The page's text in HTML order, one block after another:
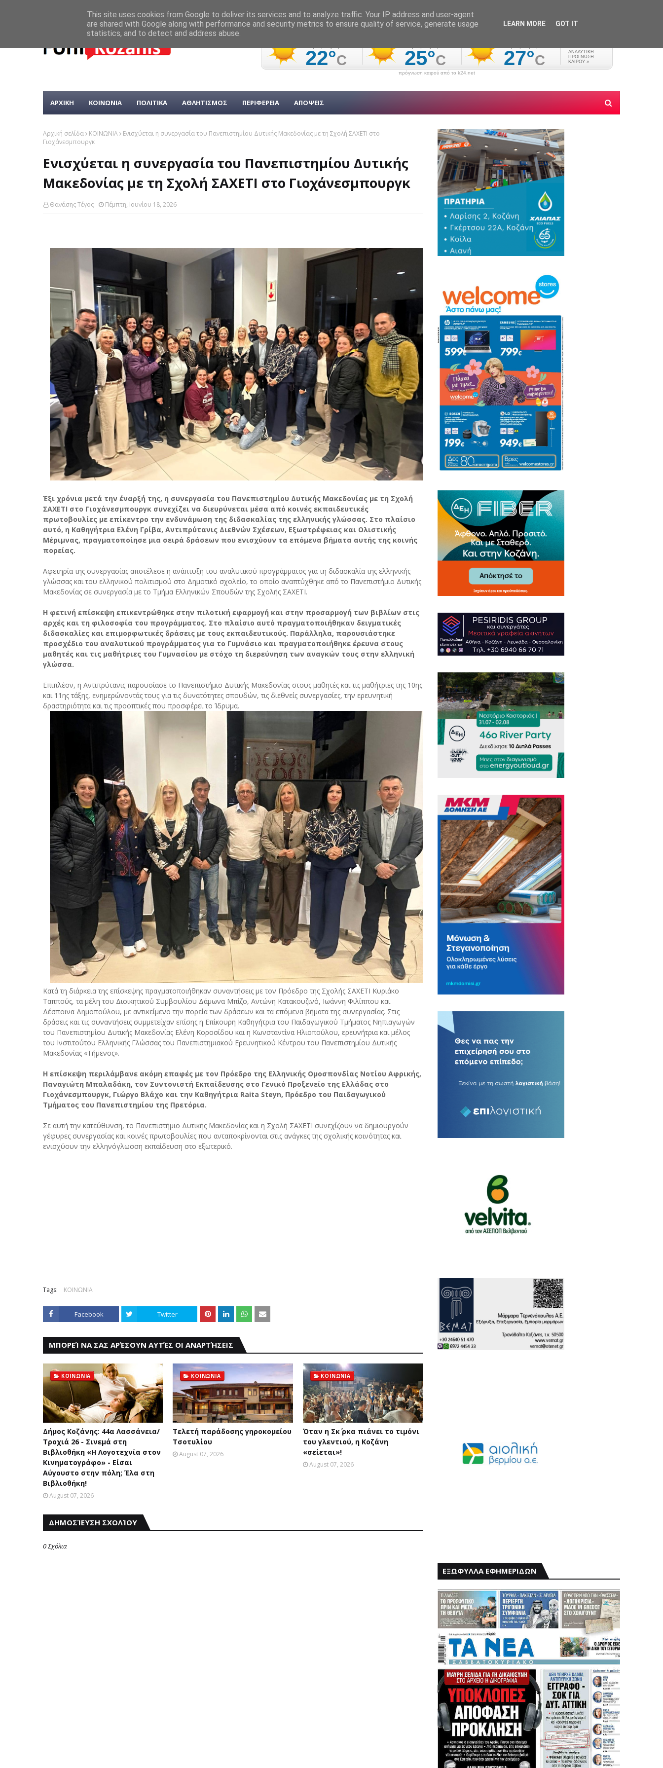
πρόγνωση καιρού από το k24.net
ΑΡΧΙΚΗ ΚΟΙΝΩΝΙΑ ΠΟΛΙΤΙΚΑ ΑΘΛΗΤΙΣΜΟΣ ΠΕΡΙΦΕΡΕΙΑ ΑΠΟΨΕΙΣ
Αρχική σελίδα ΚΟΙΝΩΝΙΑ
Ενισχύεται η συνεργασία του Πανεπιστημίου Δυτικής Μακεδονίας με τη Σχολή ΣΑΧΕΤΙ στο
Γιοχάνεσμπουργκ
Ενισχύεται η συνεργασία του Πανεπιστημίου Δυτικής
Μακεδονίας με τη Σχολή ΣΑΧΕΤΙ στο Γιοχάνεσμπουργκ
Θανάσης Τέγος Πέμπτη, Ιουνίου 18, 2026
Έξι χρόνια μετά την έναρξή της, η συνεργασία του Πανεπιστημίου Δυτικής Μακεδονίας με τη Σχολή
ΣΑΧΕΤΙ στο Γιοχάνεσμπουργκ συνεχίζει να διευρύνεται μέσα από κοινές εκπαιδευτικές
πρωτοβουλίες με επίκεντρο την ενδυνάμωση της διδασκαλίας της ελληνικής γλώσσας. Στο πλαίσιο
αυτό, η Καθηγήτρια Ελένη Γρίβα, Αντιπρύτανις Διεθνών Σχέσεων, Εξωστρέφειας και Ολιστικής
Μέριμνας, πραγματοποίησε μια σειρά δράσεων που ενισχύουν τα επόμενα βήματα αυτής της κοινής
πορείας.
Αφετηρία της συνεργασίας αποτέλεσε η ανάπτυξη του αναλυτικού προγράμματος για τη διδασκαλία της ελληνικής
γλώσσας και του ελληνικού πολιτισμού στο Δημοτικό σχολείο, το οποίο αναπτύχθηκε από το Πανεπιστήμιο Δυτικής
Μακεδονίας σε συνεργασία με το Τμήμα Ελληνικών Σπουδών της Σχολής ΣΑΧΕΤΙ.
Η φετινή επίσκεψη επικεντρώθηκε στην πιλοτική εφαρμογή και στην προσαρμογή των βιβλίων στις
αρχές και τη φιλοσοφία του προγράμματος. Στο πλαίσιο αυτό πραγματοποιήθηκαν δειγματικές
διδασκαλίες και επιμορφωτικές δράσεις με τους εκπαιδευτικούς. Παράλληλα, παρουσιάστηκε
προσχέδιο του αναλυτικού προγράμματος για το Γυμνάσιο και πραγματοποιήθηκε έρευνα στους
μαθητές και τις μαθήτριες του Γυμνασίου με στόχο τη διερεύνηση των αναγκών τους στην ελληνική
γλώσσα.
Επιπλέον, η Αντιπρύτανις παρουσίασε το Πανεπιστήμιο Δυτικής Μακεδονίας στους μαθητές και τις μαθήτριες της 10ης
και 11ης τάξης, ενημερώνοντάς τους για τις δυνατότητες σπουδών, τις διεθνείς συνεργασίες, την ερευνητική
δραστηριότητα και τις προοπτικές που προσφέρει το Ίδρυμα.
Κατά τη διάρκεια της επίσκεψης πραγματοποιήθηκαν συναντήσεις με τον Πρόεδρο της Σχολής ΣΑΧΕΤΙ Κυριάκο
Ταππούς, τα μέλη του Διοικητικού Συμβουλίου Δάμωνα Μπίζο, Αντώνη Κατακουζινό, Ιωάννη Φιλίππου και
Δέσποινα Δημοπούλου, με αντικείμενο την πορεία των δράσεων και τα επόμενα βήματα της συνεργασίας. Στις
δράσεις και τις συναντήσεις συμμετείχαν επίσης η Επίκουρη Καθηγήτρια του Παιδαγωγικού Τμήματος Νηπιαγωγών
του Πανεπιστημίου Δυτικής Μακεδονίας Ελένη Κοροσίδου και η Κωνσταντίνα Ηλιοπούλου, ερευνήτρια και μέλος
του Ινστιτούτου Ελληνικής Γλώσσας του Πανεπιστημιακού Ερευνητικού Κέντρου του Πανεπιστημίου Δυτικής
Μακεδονίας «Τήμενος».
Η επίσκεψη περιλάμβανε ακόμη επαφές με τον Πρόεδρο της Ελληνικής Ομοσπονδίας Νοτίου Αφρικής,
Παναγιώτη Μπαλαδάκη, τον Συντονιστή Εκπαίδευσης στο Γενικό Προξενείο της Ελλάδας στο
Γιοχάνεσμπουργκ, Γιώργο Βλάχο και την Καθηγήτρια Raita Steyn, Πρόεδρο του Παιδαγωγικού
Τμήματος του Πανεπιστημίου της Πρετόρια.
Σε αυτή την κατεύθυνση, το Πανεπιστήμιο Δυτικής Μακεδονίας και η Σχολή ΣΑΧΕΤΙ συνεχίζουν να δημιουργούν
γέφυρες συνεργασίας και κοινές πρωτοβουλίες που ανταποκρίνονται στις ανάγκες της σχολικής κοινότητας και
ενισχύουν την ελληνόγλωσση εκπαίδευση στο εξωτερικό.
Tags: ΚΟΙΝΩΝΙΑ
Facebook Twitter
ΜΠΟΡΕΊ ΝΑ ΣΑΣ ΑΡΈΣΟΥΝ ΑΥΤΈΣ ΟΙ ΑΝΑΡΤΉΣΕΙΣ
ΚΟΙΝΩΝΙΑ
Δήμος Κοζάνης: 44α Λασσάνεια/
Τροχιά 26 - Σινεμά στη
Βιβλιοθήκη «Η Λογοτεχνία στον
Κινηματογράφο» - Είσαι
Αύγουστο στην πόλη; Έλα στη
Βιβλιοθήκη!
August 07, 2026
ΚΟΙΝΩΝΙΑ
Τελετή παράδοσης γηροκομείου
Τσοτυλίου
August 07, 2026
ΚΟΙΝΩΝΙΑ
Όταν η Σκ΄ ρκα πιάνει το τιμόνι
του γλεντιού, η Κοζάνη
«σείεται»!
August 07, 2026
ΔΗΜΟΣΊΕΥΣΗ ΣΧΟΛΊΟΥ
0 Σχόλια
ΕΞΩΦΥΛΛΑ ΕΦΗΜΕΡΙΔΩΝ
This site uses cookies from Google to deliver its services and to analyze traffic. Your IP address and user-agent
are shared with Google along with performance and security metrics to ensure quality of service, generate usage
statistics, and to detect and address abuse.
LEARN MORE GOT IT